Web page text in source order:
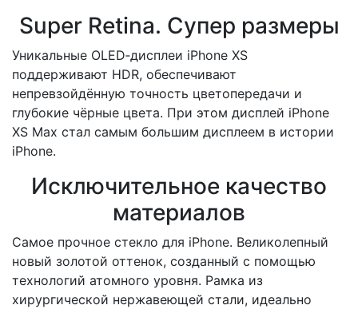
Super Retina. Супер размеры
Уникальные OLED‑дисплеи iPhone XS
поддерживают HDR, обеспечивают
непревзойдённую точность цветопередачи и
глубокие чёрные цвета. При этом дисплей iPhone
XS Max стал самым большим дисплеем в истории
iPhone.
Исключительное качество
материалов
Самое прочное стекло для iPhone. Великолепный
новый золотой оттенок, созданный с помощью
технологий атомного уровня. Рамка из
хирургической нержавеющей стали, идеально